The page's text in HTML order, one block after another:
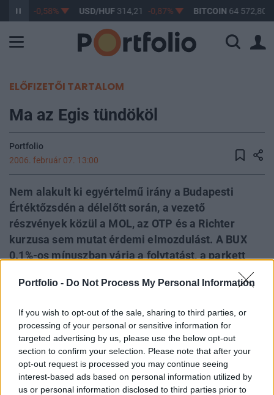
Portfolio - Do Not Process My Personal Information
If you wish to opt-out of the sale, sharing to third parties, or
processing of your personal or sensitive information for
targeted advertising by us, please use the below opt-out
section to confirm your selection. Please note that after your
opt-out request is processed you may continue seeing
interest-based ads based on personal information utilized by
us or personal information disclosed to third parties prior to
363,28 -0,58% USD/HUF314,21 -0,87% BITCOIN 64 572,80
ELŐFIZETŐI TARTALOM
Ma az Egis tündököl
Portfolio
2006. február 07. 13:00
Nem alakult ki egyértelmű irány a Budapesti
Értéktőzsdén a délelőtt során, a vezető
részvények közül a MOL, az OTP és a Richter
kurzusa sem mutat érdemi elmozdulást. A BUX
0.1%-os mínuszban várja a folytatást, a parkett
forgalma 7 mrd Ft. A régióban a lengyel WIG 20
0.6, a cseh PX 50 0.1%-kal esett, az orosz RTS
EGISReal-time árfolyamInformációs panelAdatletöltés A
nap sztárja az Egis, a csütörtöki gyorsjelentés előtt élénk
vételi aktivitás kíséri a gyógyszergyártó piacát, a befektetők
minden bizonnyal a konszenzus túlszárnyalására
számítanak. Az árfolyam 4%-kal 26,300 Ft-ig ugrott felfelé,